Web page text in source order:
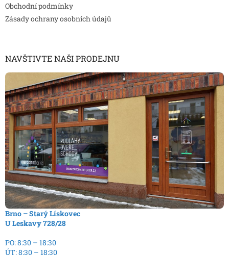
Obchodní podmínky
Zásady ochrany osobních údajů
NAVŠTIVTE NAŠI PRODEJNU
Brno – Starý Lískovec
U Leskavy 728/28
PO: 8:30 – 18:30
ÚT: 8:30 – 18:30